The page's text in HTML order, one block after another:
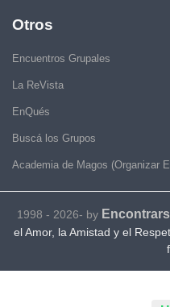
Otros
Encuentros Grupales
La ReVista
EnQués
Buscá los Grupos
Academia de Magos (Organizar
1998 - 2026- by
el Amor, la Amistad y el